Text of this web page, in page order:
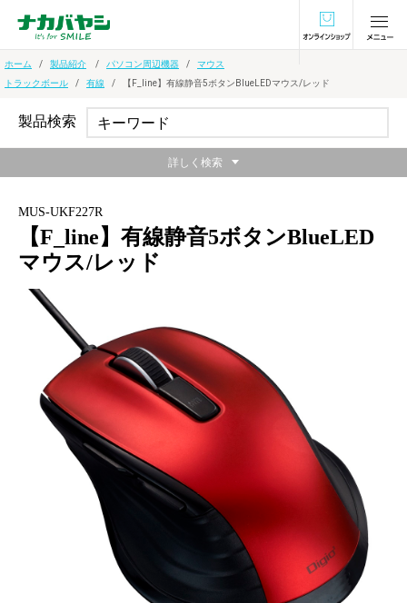
オンラインショ
ホーム 製品紹介 パソコン周辺機器
マウス
トラックボール
有線 【F_line】有線静音5ボタンBlueLEDマウス/レッド
MUS-UKF227R
【F_line】有線静音5ボタンBlueLED
マウス/レッド
使いやすさをフル装備
メーカー希望小売価格：
+ 税
周囲を気にせず操作できるフル静音仕様。ホイールスクロールも
親指が自然にフィットする、握りやすい安定感のあるフォルム。
大画面の移動と細かい作業を両立させるおまかせ速度調整機能
製品検索
詳しく検索